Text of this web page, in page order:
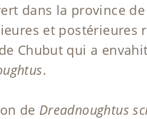
dans la province
et postérieures
Chubut qui a
.
de Dreadnoughtus